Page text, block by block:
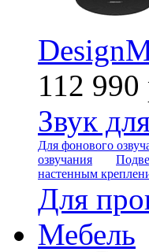
112 990
Звук
Для фонового
озвучания
настенным
Для
Мебель